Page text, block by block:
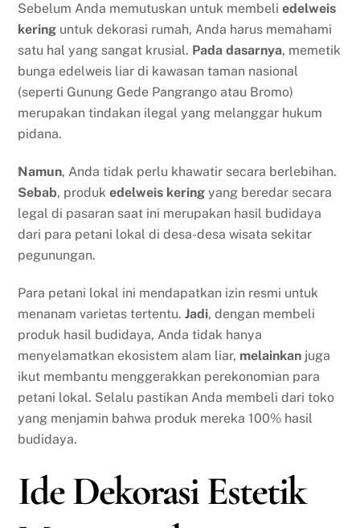
Sebelum Anda memutuskan untuk membeliedelweis
kering untuk dekorasi rumah, Anda harus memahami
satu hal yang sangat krusial. Pada dasarnya, memetik
bunga edelweis liar di kawasan taman nasional
(seperti Gunung Gede Pangrango atau Bromo)
merupakan tindakan ilegal yang melanggar hukum
pidana.
Namun, Anda tidak perlu khawatir secara berlebihan.
Sebab, produkedelweis kering yang beredar secara
legal di pasaran saat ini merupakan hasil budidaya
dari para petani lokal di desa-desa wisata sekitar
pegunungan.
Para petani lokal ini mendapatkan izin resmi untuk
menanam varietas tertentu.Jadi, dengan membeli
produk hasil budidaya, Anda tidak hanya
menyelamatkan ekosistem alam liar, melainkan juga
ikut membantu menggerakkan perekonomian para
petani lokal. Selalu pastikan Anda membeli dari toko
yang menjamin bahwa produk mereka 100% hasil
budidaya.
Ide Dekorasi Estetik